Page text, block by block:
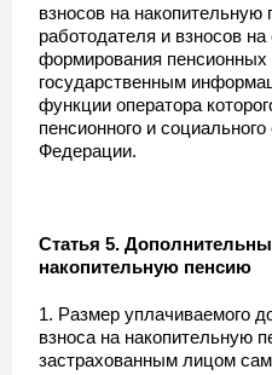
взносов на накопительную
работодателя и взносов
формирования пенсионных
государственным
функции оператора
пенсионного и
Федерации.
Статья 5.
накопительную пенсию
1. Размер уплачиваемого
взноса на накопительную
застрахованным лицом